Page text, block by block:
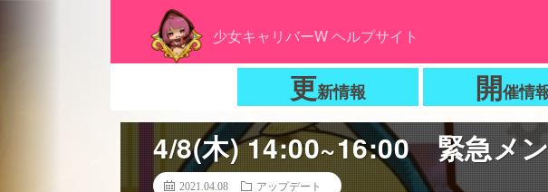
少女キャリバーW ヘルプサイト
更新情報 開催情
4/8(木) 14:00~16:00 緊急メ
2021.04.08 アップデート